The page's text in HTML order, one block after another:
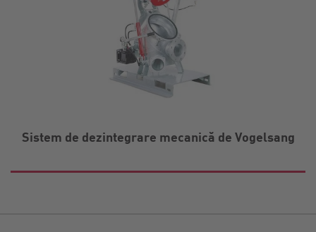
Sistem de dezintegrare mecanică de Vogelsang